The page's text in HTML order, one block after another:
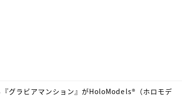
グラビアマンション』がHoloModels®︎（ホロモデ